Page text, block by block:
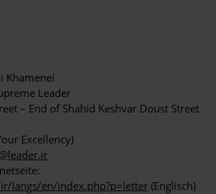
Khamenei
Leader
– End of Shahid Keshvar Doust Street
Excellency)
langs/en/index.php?p=letter (Englisch)